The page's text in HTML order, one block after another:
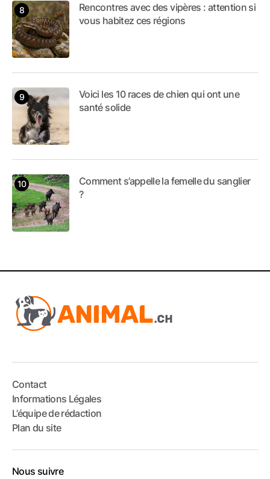
Rencontres avec des vipères : attention si
vous habitez ces régions
Voici les 10 races de chien qui ont une
santé solide
Comment s’appelle la femelle du sanglier
?
Contact
Informations Légales
L’équipe de rédaction
Plan du site
Nous suivre